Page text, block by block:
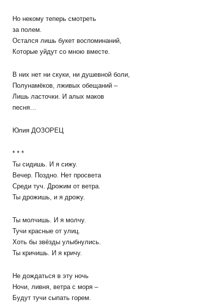
Но некому теперь смотреть
за полем.
Остался лишь букет воспоминаний,
Которые уйдут со мною вместе.
В них нет ни скуки, ни душевной боли,
Полунамёков, лживых обещаний –
Лишь ласточки. И алых маков
песня…
Юлия ДОЗОРЕЦ
* * *
Ты сидишь. И я сижу.
Вечер. Поздно. Нет просвета
Среди туч. Дрожим от ветра.
Ты дрожишь, и я дрожу.
Ты молчишь. И я молчу.
Тучи красные от улиц.
Хоть бы звёзды улыбнулись.
Ты кричишь. И я кричу.
Не дождаться в эту ночь
Ночи, ливня, ветра с моря –
Будут тучи сыпать горем.